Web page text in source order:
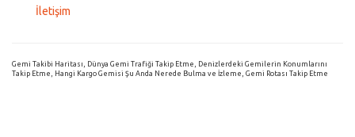
İletişim
Gemi Takibi Haritası, Dünya Gemi Trafiği Takip Etme, Denizlerdeki Gemilerin Konumlarını
Takip Etme, Hangi Kargo Gemisi Şu Anda Nerede Bulma ve İzleme, Gemi Rotası Takip Etme